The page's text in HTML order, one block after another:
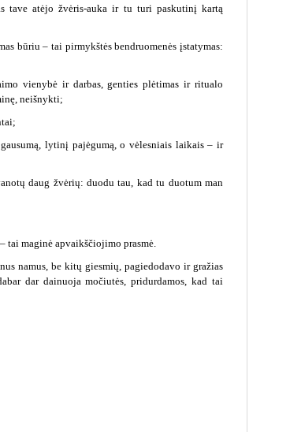
tave atėjo žvėris-auka ir tu turi paskutinį kartą
būriu – tai pirmykštės bendruomenės įstatymas:
vienybė ir darbas, genties plėtimas ir ritualo
neišnykti;
lytinį pajėgumą, o vėlesniais laikais – ir
daug žvėrių: duodu tau, kad tu duotum man
tai maginė apvaikščiojimo prasmė.
namus, be kitų giesmių, pagiedodavo ir gražias
dar dainuoja močiutės, pridurdamos, kad tai